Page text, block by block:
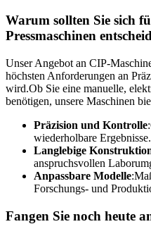
Warum sollten Sie sich
Pressmaschinen
Unser Angebot an CIP-
höchsten Anforderungen an
wird.Ob Sie eine manuelle,
benötigen, unsere Maschinen
Präzision und Kontrolle
wiederholbare Ergebnisse.
Langlebige
anspruchsvollen
Anpassbare Modelle
Forschungs- und
Fangen Sie noch heute